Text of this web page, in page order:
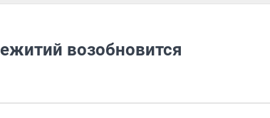
возобновится